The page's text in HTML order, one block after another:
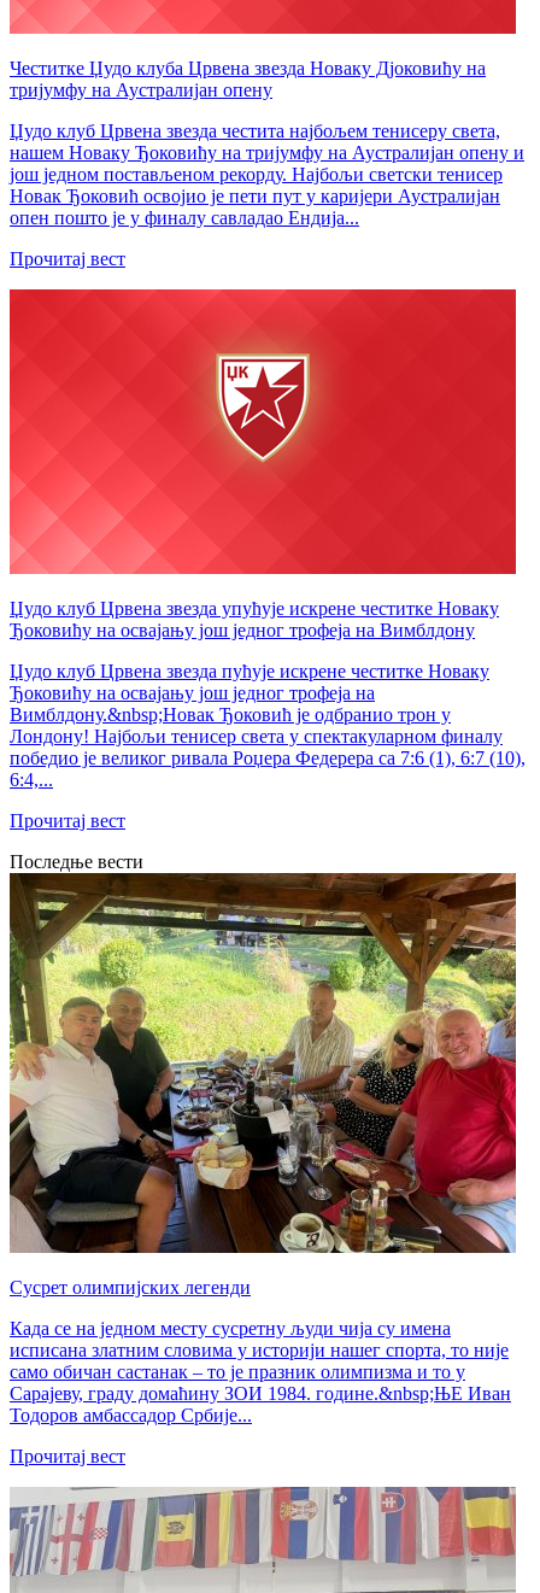
Честитке Џудо клуба Црвена звезда Новаку Дјоковићу на
тријумфу на Аустралијан опену
Џудо клуб Црвена звезда честита најбољем тенисеру света,
нашем Новаку Ђоковићу на тријумфу на Аустралијан опену и
још једном постављеном рекорду. Најбољи светски тенисер
Новак Ђоковић освојио је пети пут у каријери Аустралијан
опен пошто је у финалу савладао Ендија...
Прочитај вест
Џудо клуб Црвена звезда упућује искрене честитке Новаку
Ђоковићу на освајању још једног трофеја на Вимблдону
Џудо клуб Црвена звезда пућује искрене честитке Новаку
Ђоковићу на освајању још једног трофеја на
Вимблдону.&nbsp;Новак Ђоковић је одбранио трон у
Лондону! Најбољи тенисер света у спектакуларном финалу
победио је великог ривала Роџера Федерера са 7:6 (1), 6:7 (10),
6:4,...
Прочитај вест
Последње вести
Сусрет олимпијских легенди
Када се на једном месту сусретну људи чија су имена
исписана златним словима у историји нашег спорта, то није
само обичан састанак – то је празник олимпизма и то у
Сарајеву, граду домаћину ЗОИ 1984. године.&nbsp;ЊЕ Иван
Тодоров амбассадор Србије...
Прочитај вест